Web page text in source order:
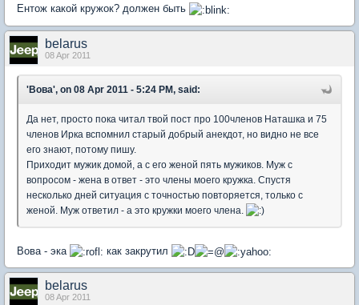
Ентож какой кружок? должен быть
belarus
08 Apr 2011
'Вова', on 08 Apr 2011 - 5:24 PM, said:
Да нет, просто пока читал твой пост про 100членов Наташка и 75
членов Ирка вспомнил старый добрый анекдот, но видно не все
его знают, потому пишу.
Приходит мужик домой, а с его женой пять мужиков. Муж с
вопросом - жена в ответ - это члены моего кружка. Спустя
несколько дней ситуация с точностью повторяется, только с
женой. Муж ответил - а это кружки моего члена.
Вова - эка как закрутил
belarus
08 Apr 2011